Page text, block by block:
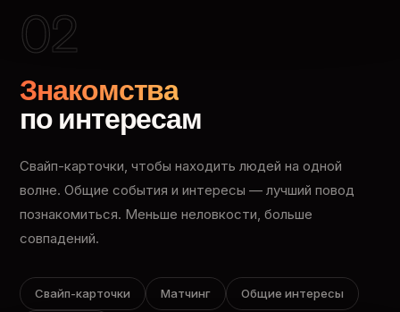
02
Знакомства
по интересам
Свайп-карточки, чтобы находить людей на одной
волне. Общие события и интересы — лучший повод
познакомиться. Меньше неловкости, больше
совпадений.
Свайп-карточки Матчинг Общие интересы